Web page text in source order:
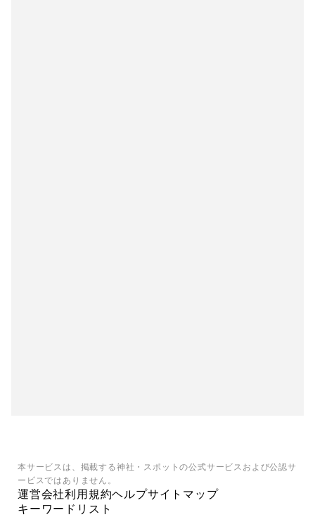
本サービスは、掲載する神社・スポットの公式サービスおよび公認サ
ービスではありません。
運営会社利用規約ヘルプサイトマップ
キーワードリスト